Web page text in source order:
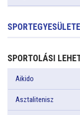
SPORTOLÁSI
Aikido
Asztalitenisz